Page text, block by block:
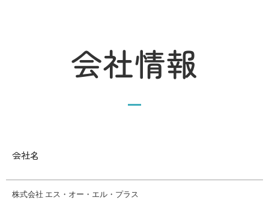
会社情報
会社名
株式会社 エス・オー・エル・プラス